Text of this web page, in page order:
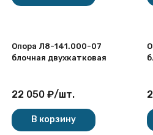
Опора Л8-141.000-07
блочная двухкатковая
22 050 ₽/шт.
В корзину